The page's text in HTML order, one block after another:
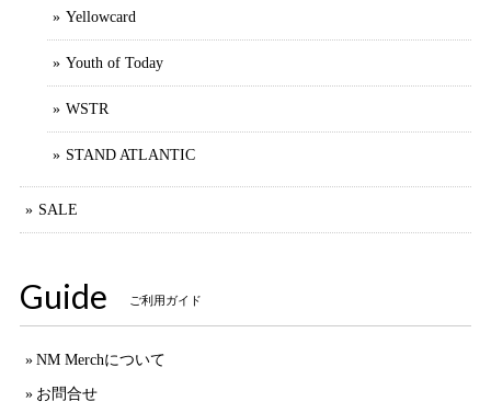
Yellowcard
Youth of Today
WSTR
STAND ATLANTIC
SALE
Guide ご利用ガイド
NM Merchについて
お問合せ